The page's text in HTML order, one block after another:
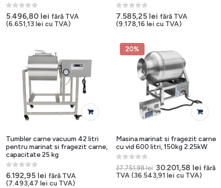
0out of 5
5.496,80 lei fără TVA
(6.651,13 lei cu TVA)
0out of 5
7.585,25 lei fără TVA
(9.178,16 lei cu TVA)
Tumbler carne vacuum 42 litri
pentru marinat si fragezit carne,
capacitate 25 kg
0out of 5
6.192,95 lei fără TVA
(7.493,47 lei cu TVA)
20%
Masina marinat si fragezit carne
cu vid 600 litri, 150kg 2.25kW
0out of 5
37.751,98lei Prețul
inițial
a
30.201,58 lei fără
TVA (36.543,91 lei cu TVA)